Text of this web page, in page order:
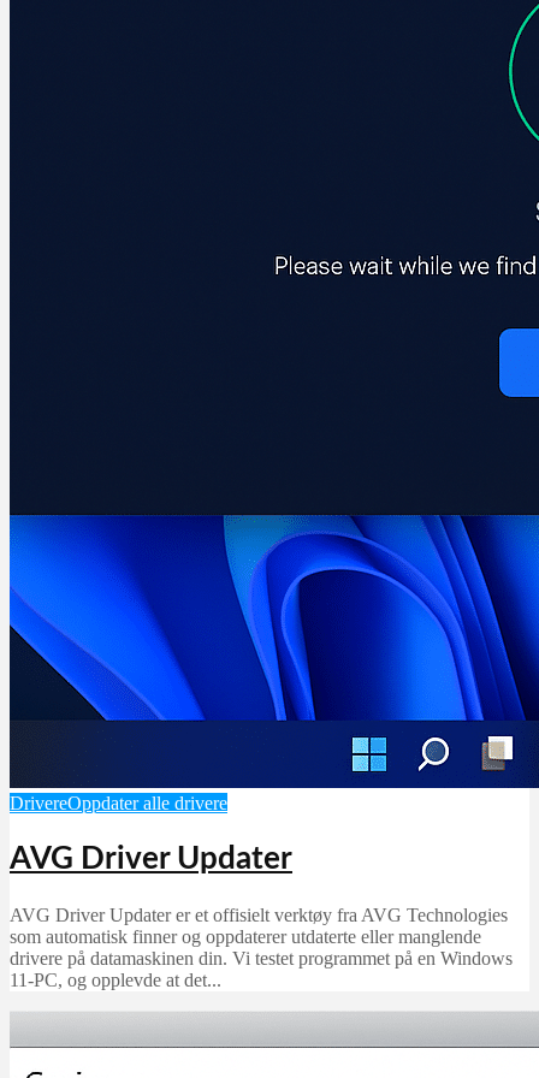
DrivereOppdater alle drivere
AVG Driver Updater
AVG Driver Updater er et offisielt verktøy fra AVG Technologies
som automatisk finner og oppdaterer utdaterte eller manglende
drivere på datamaskinen din. Vi testet programmet på en Windows
11-PC, og opplevde at det...